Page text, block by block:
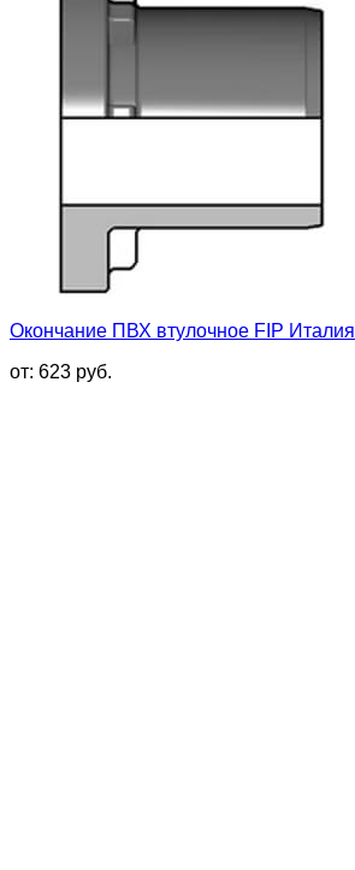
Окончание ПВХ втулочное FIP Италия
от: 623 руб.